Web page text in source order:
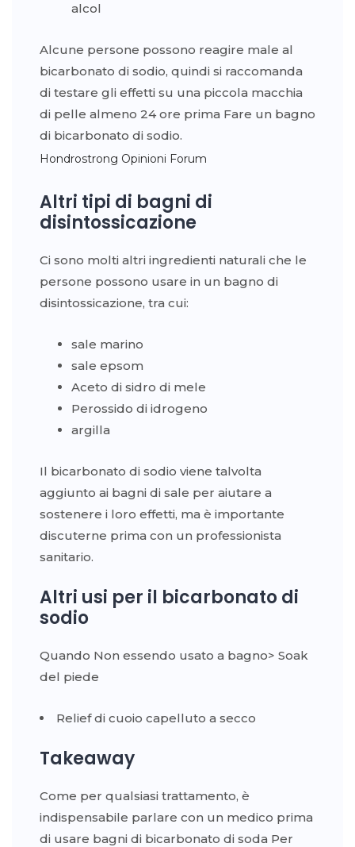
alcol
Alcune persone possono reagire male al
bicarbonato di sodio, quindi si raccomanda
di testare gli effetti su una piccola macchia
di pelle almeno 24 ore prima Fare un bagno
di bicarbonato di sodio.
Hondrostrong Opinioni Forum
Altri tipi di bagni di
disintossicazione
Ci sono molti altri ingredienti naturali che le
persone possono usare in un bagno di
disintossicazione, tra cui:
sale marino
sale epsom
Aceto di sidro di mele
Perossido di idrogeno
argilla
Il bicarbonato di sodio viene talvolta
aggiunto ai bagni di sale per aiutare a
sostenere i loro effetti, ma è importante
discuterne prima con un professionista
sanitario.
Altri usi per il bicarbonato di
sodio
Quando Non essendo usato a bagno> Soak
del piede
Relief di cuoio capelluto a secco
Takeaway
Come per qualsiasi trattamento, è
indispensabile parlare con un medico prima
di usare bagni di bicarbonato di soda Per